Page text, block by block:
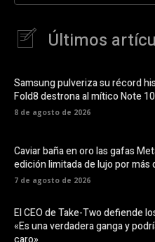
Últimos
Samsung pulveriza su récord
Fold8 destrona al mítico Note 10
8 de agosto de 2026
Caviar baña en oro las gafas
edición limitada de lujo por más
7 de agosto de 2026
El CEO de Take-Two defiende
«Es una verdadera ganga y